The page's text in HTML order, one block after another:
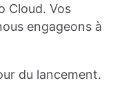
Cloud. Vos
engageons à
du lancement.